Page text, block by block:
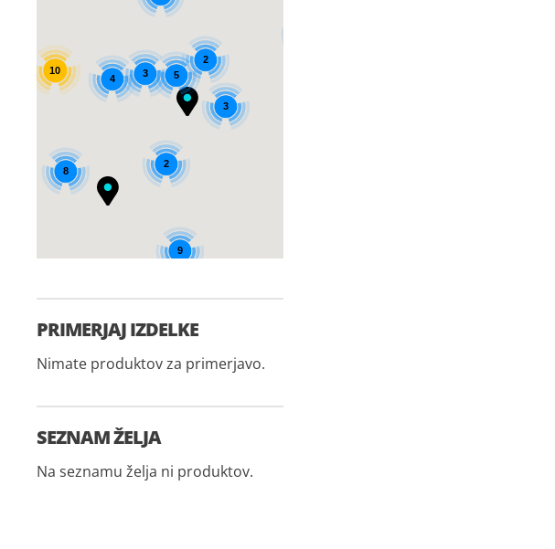
2
8
10 5
3
2
9
4
3
PRIMERJAJ IZDELKE
Nimate produktov za primerjavo.
SEZNAM ŽELJA
Na seznamu želja ni produktov.